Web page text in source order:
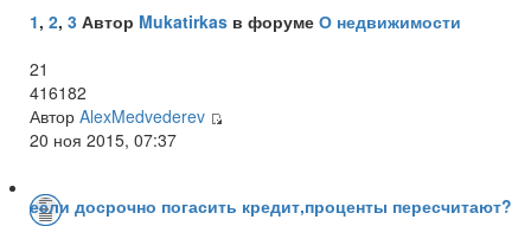
1, 2, 3 Автор Mukatirkas в форуме О недвижимости
21
416182
Автор AlexMedvederev
20 ноя 2015, 07:37
если досрочно погасить кредит,проценты пересчитают?